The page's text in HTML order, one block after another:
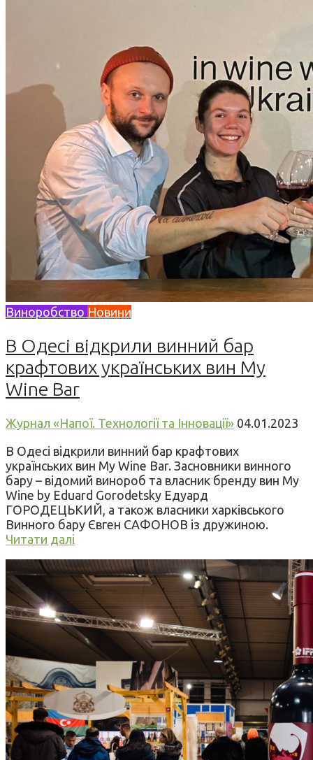
Виноробство Новини
В Одесі відкрили винний бар
крафтових українських вин My
Wine Bar
Журнал «Напої. Технології та Інновації» 04.01.2023
В Одесі відкрили винний бар крафтових
українських вин My Wine Bar. Засновники винного
бару – відомий винороб та власник бренду вин My
Wine by Eduard Gorodetsky Едуард
ГОРОДЕЦЬКИЙ, а також власники харківського
Винного бару Євген САФОНОВ із дружиною.
Читати далі